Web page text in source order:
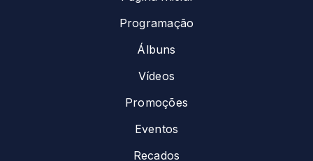
Programação
Álbuns
Vídeos
Promoções
Eventos
Recados